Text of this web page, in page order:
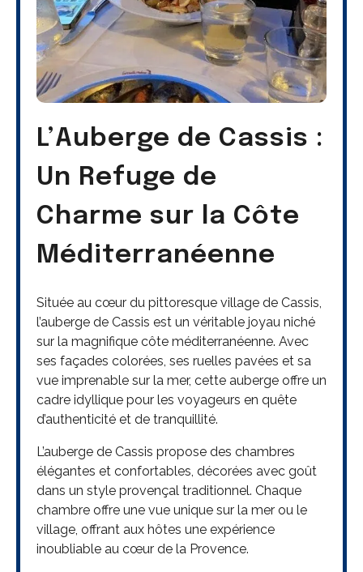
L’Auberge de Cassis :
Un Refuge de
Charme sur la Côte
Méditerranéenne
Située au cœur du pittoresque village de Cassis,
l’auberge de Cassis est un véritable joyau niché
sur la magnifique côte méditerranéenne. Avec
ses façades colorées, ses ruelles pavées et sa
vue imprenable sur la mer, cette auberge offre un
cadre idyllique pour les voyageurs en quête
d’authenticité et de tranquillité.
L’auberge de Cassis propose des chambres
élégantes et confortables, décorées avec goût
dans un style provençal traditionnel. Chaque
chambre offre une vue unique sur la mer ou le
village, offrant aux hôtes une expérience
inoubliable au cœur de la Provence.